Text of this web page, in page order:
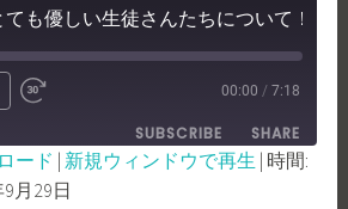
も優しい生徒さんたちについて！」
FAST
FORWARD
30
00:00 / 7:18
SUBSCRIBE SHARE
ード | 新規ウィンドウで再生 | 時間:
月29日